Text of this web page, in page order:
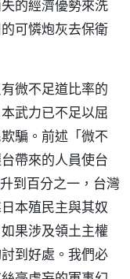
的經濟優勢來洗
可憐炮灰去保衛
微不足道比率的
武力已不足以屈
騙。前述「微不
帶來的人員使台
到百分之一，台灣
本殖民主與其奴
果涉及領土主權
到好處。我們必